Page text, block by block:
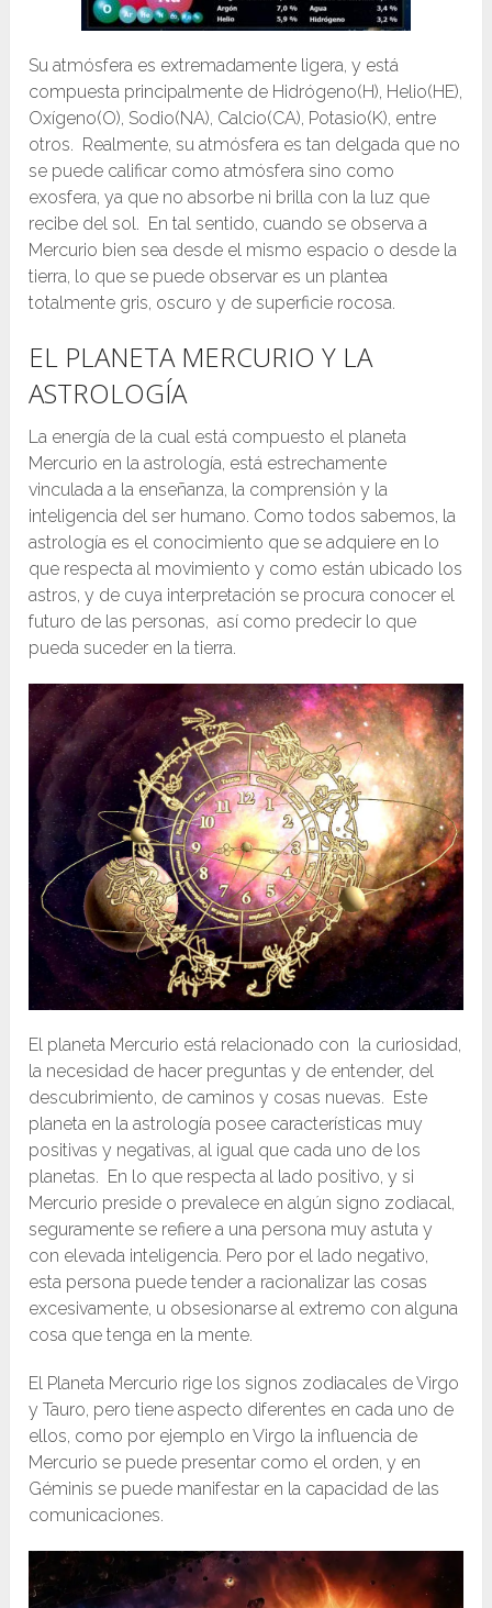
Su atmósfera es extremadamente ligera, y está
compuesta principalmente de Hidrógeno(H), Helio(HE),
Oxígeno(O), Sodio(NA), Calcio(CA), Potasio(K), entre
otros. Realmente, su atmósfera es tan delgada que no
se puede calificar como atmósfera sino como
exosfera, ya que no absorbe ni brilla con la luz que
recibe del sol. En tal sentido, cuando se observa a
Mercurio bien sea desde el mismo espacio o desde la
tierra, lo que se puede observar es un plantea
totalmente gris, oscuro y de superficie rocosa.
EL PLANETA MERCURIO Y LA
ASTROLOGÍA
La energía de la cual está compuesto el planeta
Mercurio en la astrología, está estrechamente
vinculada a la enseñanza, la comprensión y la
inteligencia del ser humano. Como todos sabemos, la
astrología es el conocimiento que se adquiere en lo
que respecta al movimiento y como están ubicado los
astros, y de cuya interpretación se procura conocer el
futuro de las personas, así como predecir lo que
pueda suceder en la tierra.
El planeta Mercurio está relacionado con la curiosidad,
la necesidad de hacer preguntas y de entender, del
descubrimiento, de caminos y cosas nuevas. Este
planeta en la astrología posee características muy
positivas y negativas, al igual que cada uno de los
planetas. En lo que respecta al lado positivo, y si
Mercurio preside o prevalece en algún signo zodiacal,
seguramente se refiere a una persona muy astuta y
con elevada inteligencia. Pero por el lado negativo,
esta persona puede tender a racionalizar las cosas
excesivamente, u obsesionarse al extremo con alguna
cosa que tenga en la mente.
El Planeta Mercurio rige los signos zodiacales de Virgo
y Tauro, pero tiene aspecto diferentes en cada uno de
ellos, como por ejemplo en Virgo la influencia de
Mercurio se puede presentar como el orden, y en
Géminis se puede manifestar en la capacidad de las
comunicaciones.